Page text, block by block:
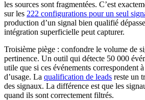
les sources sont fragmentées. C’est
sur les 222 configurations pour un seul
production d’un signal bien qualifié
intégration superficielle peut capturer.
Troisième piège : confondre le volume de
pertinence. Un outil qui détecte 50 000
utile que si ces événements correspondent
d’usage. La qualification de leads reste un
des signaux. La différence est que les
quand ils sont correctement filtrés.